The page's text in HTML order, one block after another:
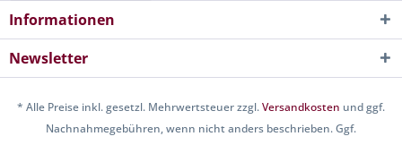
Informationen
Newsletter
* Alle Preise inkl. gesetzl. Mehrwertsteuer zzgl.Versandkosten und ggf.
Nachnahmegebühren, wenn nicht anders beschrieben. Ggf.